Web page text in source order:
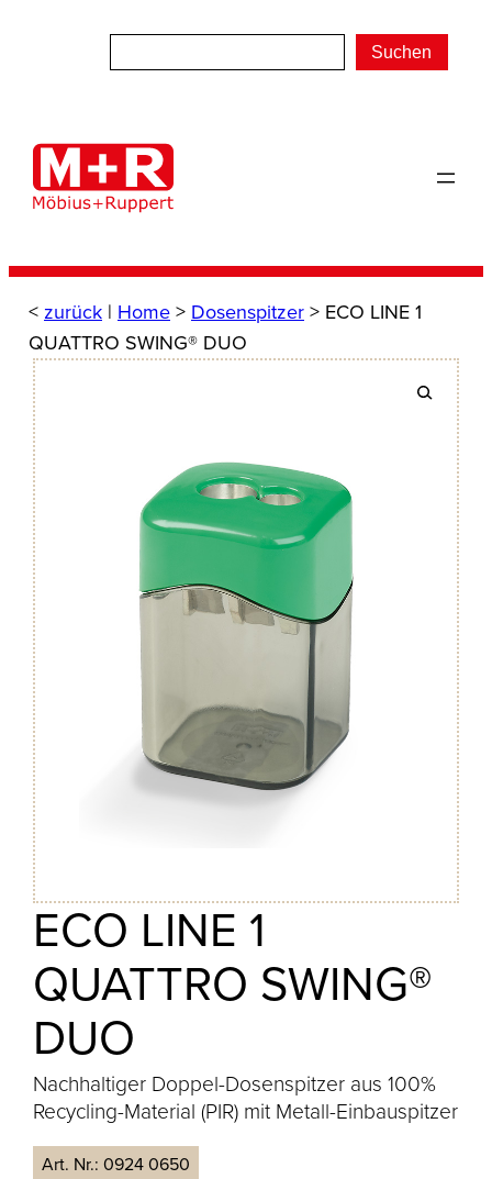
Suchen
< zurück | Home> Dosenspitzer> ECO LINE 1
QUATTRO SWING® DUO
ECO LINE 1
QUATTRO SWING®
DUO
Nachhaltiger Doppel-Dosenspitzer aus 100%
Recycling-Material (PIR) mit Metall-Einbauspitzer
Art. Nr.:0924 0650